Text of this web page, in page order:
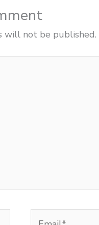
will not be published.